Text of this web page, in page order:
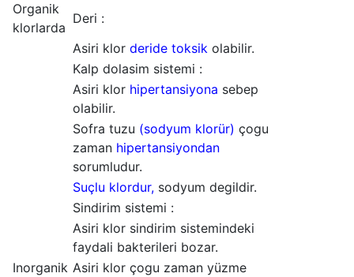
Organik
klorlarda
Deri :
Asiri klor deride toksik olabilir.
Kalp dolasim sistemi :
Asiri klor hipertansiyona sebep
olabilir.
Sofra tuzu (sodyum klorür) çogu
zaman hipertansiyondan
sorumludur.
Suçlu klordur, sodyum degildir.
Sindirim sistemi :
Asiri klor sindirim sistemindeki
faydali bakterileri bozar.
Inorganik Asiri klor çogu zaman yüzme